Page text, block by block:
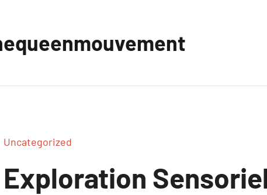
Uncategorized
Exploration